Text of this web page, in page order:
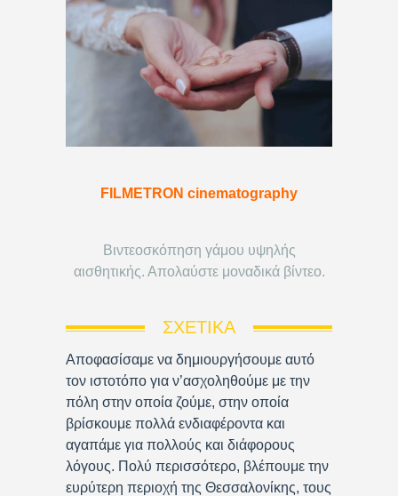
FILMETRON cinematography
Βιντεοσκόπηση γάμου υψηλής
αισθητικής. Απολαύστε μοναδικά βίντεο.
ΣΧΕΤΙΚΆ
Αποφασίσαμε να δημιουργήσουμε αυτό
τον ιστοτόπο για ν’ασχοληθούμε με την
πόλη στην οποία ζούμε, στην οποία
βρίσκουμε πολλά ενδιαφέροντα και
αγαπάμε για πολλούς και διάφορους
λόγους. Πολύ περισσότερο, βλέπουμε την
ευρύτερη περιοχή της Θεσσαλονίκης, τους